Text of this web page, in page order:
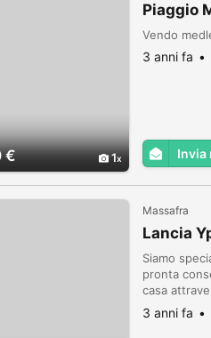
€ 1
Piaggio
Vendo
3 anni fa
Invia
Massafra
Lancia
Siamo
pronta
casa
le
3 anni fa